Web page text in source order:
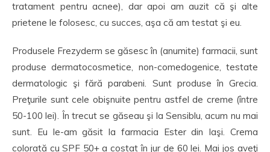
tratament pentru acnee), dar apoi am auzit că şi alte
prietene le folosesc, cu succes, aşa că am testat şi eu.
Produsele Frezyderm se găsesc în (anumite) farmacii, sunt
produse dermatocosmetice, non-comedogenice, testate
dermatologic şi fără parabeni. Sunt produse în Grecia.
Preţurile sunt cele obişnuite pentru astfel de creme (între
50-100 lei). În trecut se găseau şi la Sensiblu, acum nu mai
sunt. Eu le-am găsit la farmacia Ester din Iaşi. Crema
colorată cu SPF 50+ a costat în jur de 60 lei. Mai jos aveţi